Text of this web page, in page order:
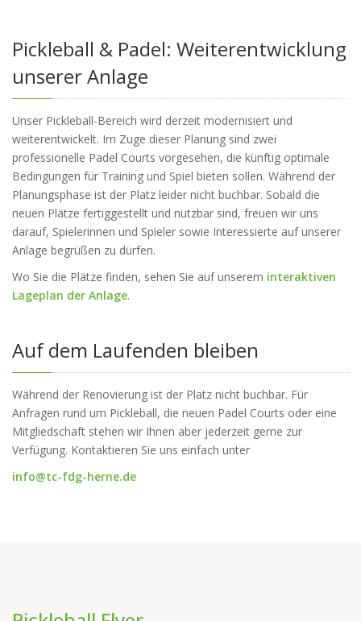
Pickleball & Padel: Weiterentwicklung
unserer Anlage
Unser Pickleball-Bereich wird derzeit modernisiert und
weiterentwickelt. Im Zuge dieser Planung sind zwei
professionelle Padel Courts vorgesehen, die künftig optimale
Bedingungen für Training und Spiel bieten sollen. Während der
Planungsphase ist der Platz leider nicht buchbar. Sobald die
neuen Plätze fertiggestellt und nutzbar sind, freuen wir uns
darauf, Spielerinnen und Spieler sowie Interessierte auf unserer
Anlage begrüßen zu dürfen.
Wo Sie die Plätze finden, sehen Sie auf unserem interaktiven
Lageplan der Anlage.
Auf dem Laufenden bleiben
Während der Renovierung ist der Platz nicht buchbar. Für
Anfragen rund um Pickleball, die neuen Padel Courts oder eine
Mitgliedschaft stehen wir Ihnen aber jederzeit gerne zur
Verfügung. Kontaktieren Sie uns einfach unter
info@tc-fdg-herne.de